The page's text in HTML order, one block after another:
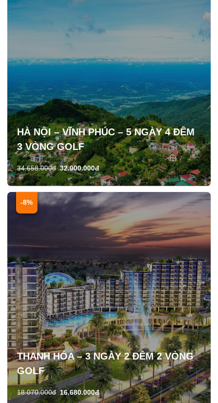
HÀ NỘI – VĨNH PHÚC – 5 NGÀY 4 ĐÊM
3 VÒNG GOLF
34.658.000đ 32.000.000đ
-8%
THANH HÓA – 3 NGÀY 2 ĐÊM 2 VÒNG
GOLF
18.070.000đ 16.680.000đ